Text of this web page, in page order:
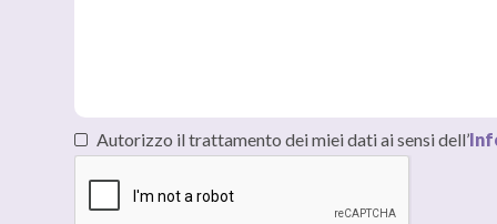
Autorizzo il trattamento dei miei dati ai sensi dell’